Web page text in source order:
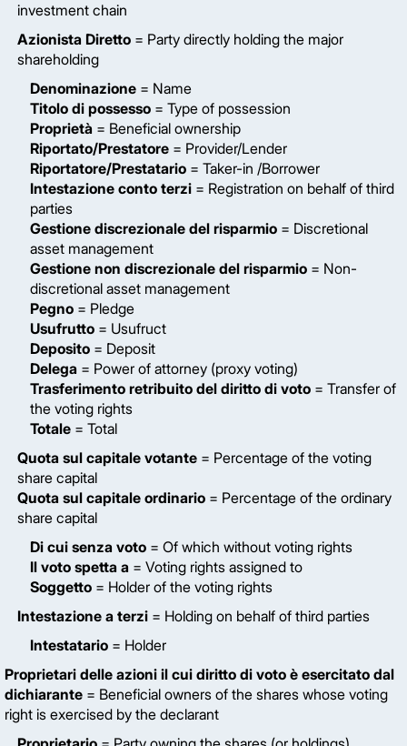
investment chain
Azionista Diretto = Party directly holding the major
shareholding
Denominazione = Name
Titolo di possesso = Type of possession
Proprietà = Beneficial ownership
Riportato/Prestatore = Provider/Lender
Riportatore/Prestatario = Taker-in /Borrower
Intestazione conto terzi = Registration on behalf of third
parties
Gestione discrezionale del risparmio = Discretional
asset management
Gestione non discrezionale del risparmio = Non-
discretional asset management
Pegno = Pledge
Usufrutto = Usufruct
Deposito = Deposit
Delega = Power of attorney (proxy voting)
Trasferimento retribuito del diritto di voto = Transfer of
the voting rights
Totale = Total
Quota sul capitale votante = Percentage of the voting
share capital
Quota sul capitale ordinario = Percentage of the ordinary
share capital
Di cui senza voto = Of which without voting rights
Il voto spetta a = Voting rights assigned to
Soggetto = Holder of the voting rights
Intestazione a terzi = Holding on behalf of third parties
Intestatario = Holder
Proprietari delle azioni il cui diritto di voto è esercitato dal
dichiarante = Beneficial owners of the shares whose voting
right is exercised by the declarant